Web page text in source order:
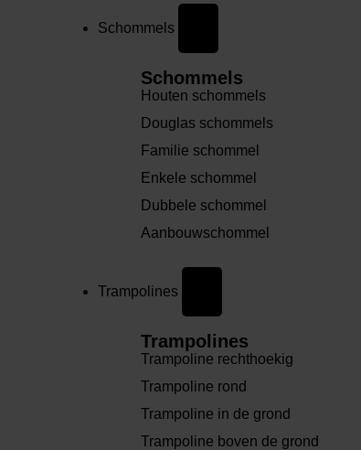
Schommels
Schommels
Houten schommels
Douglas schommels
Familie schommel
Enkele schommel
Dubbele schommel
Aanbouwschommel
Trampolines
Trampolines
Trampoline rechthoekig
Trampoline rond
Trampoline in de grond
Trampoline boven de grond